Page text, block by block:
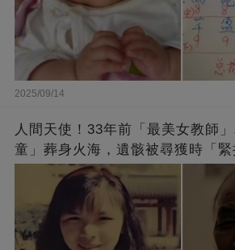
2025/09/14
人間天使！33年前「最美女教師
童」葬身火海，遺骸被尋獲時「
崩：真正的英雄不該被遺忘